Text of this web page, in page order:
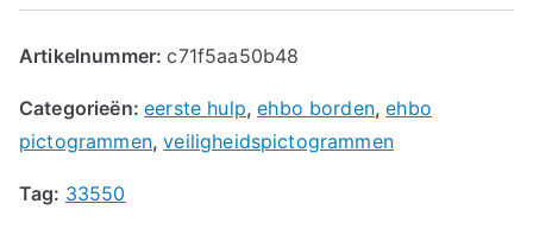
Artikelnummer:c71f5aa50b48
Categorieën:eerste hulp,ehbo borden,ehbo
pictogrammen,veiligheidspictogrammen
Tag: 33550